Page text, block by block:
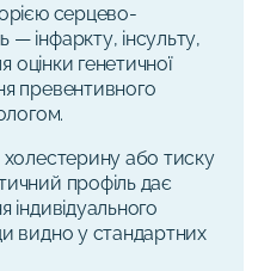
серцево-
інфаркту, інсульту,
оцінки генетичної
превентивного
або тиску
профіль дає
індивідуального
видно у стандартних